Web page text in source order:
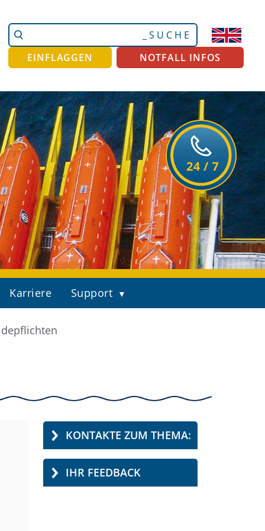
Website
durchsuchen
Erweiterte
Suche…
EINFLAGGEN
NOTFALL INFOS
Karriere Support
KONTAKTE ZUM THEMA:
IHR FEEDBACK